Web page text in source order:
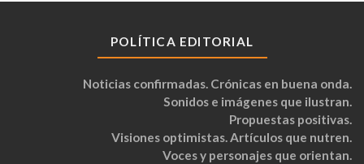
POLÍTICA EDITORIAL
Noticias confirmadas. Crónicas en buena onda.
Sonidos e imágenes que ilustran.
Propuestas positivas.
Visiones optimistas. Artículos que nutren.
Voces y personajes que orientan.